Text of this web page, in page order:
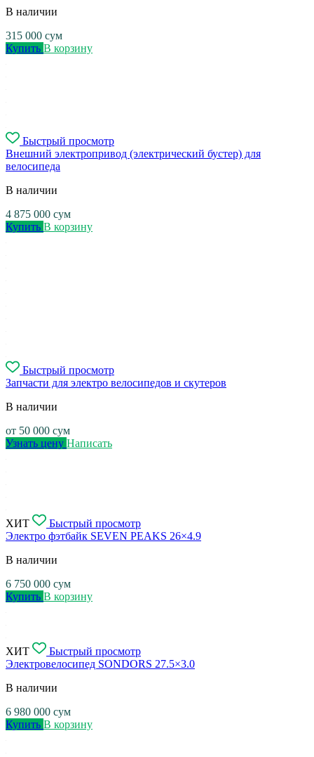
В наличии
315 000 сум
Купить В корзину
Быстрый просмотр
Внешний электропривод (электрический бустер) для
велосипеда
В наличии
4 875 000 сум
Купить В корзину
Быстрый просмотр
Запчасти для электро велосипедов и скутеров
В наличии
от 50 000 сум
Узнать цену Написать
ХИТ
Быстрый просмотр
Электро фэтбайк SEVEN PEAKS 26×4.9
В наличии
6 750 000 сум
Купить В корзину
ХИТ
Быстрый просмотр
Электровелосипед SONDORS 27.5×3.0
В наличии
6 980 000 сум
Купить В корзину